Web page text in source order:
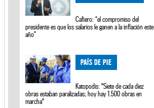
Cafiero: “el compromiso del
presidente es que los salarios le ganen a la inflación este
año”
PAÍS DE PIE
Katopodis: "Siete de cada diez
obras estaban paralizadas; hoy hay 1.500 obras en
marcha"